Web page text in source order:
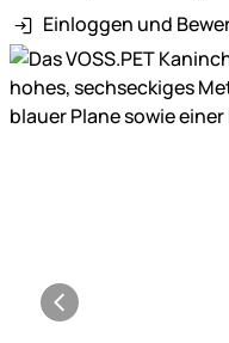
Einloggen und
Produktgalerie